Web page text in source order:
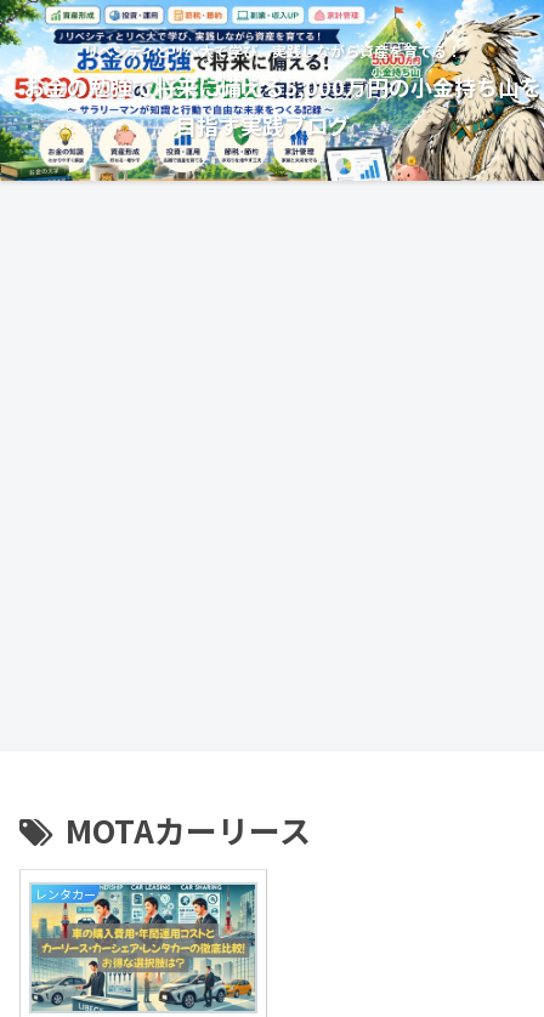
リベシティとリベ大で学び、実践しながら資産を育てる！
お金の勉強で将来に備える5,000万円の小金持ち山を
目指す実践ブログ
MOTAカーリース
レンタカー